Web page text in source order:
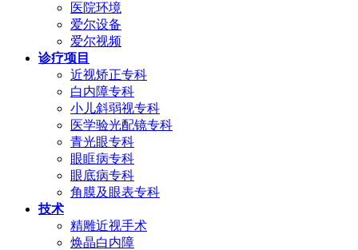
医院环境
爱尔设备
爱尔视频
诊疗项目
近视矫正专科
白内障专科
小儿斜弱视专科
医学验光配镜专科
青光眼专科
眼眶病专科
眼底病专科
角膜及眼表专科
技术
精雕近视手术
焕晶白内障